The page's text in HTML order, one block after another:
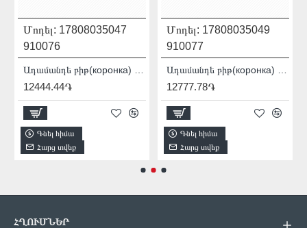
Մոդել: 17808035047
910076
12444.44֏
Գնել հիմա
Հարց տվեք
Մոդել: 17808035049
910077
12777.78֏
Գնել հիմա
Հարց տվեք
ՀՂՈՒՄՆԵՐ